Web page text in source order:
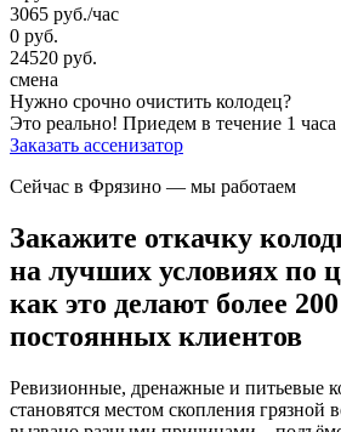
3065 руб./час
0 руб.
24520 руб.
смена
Нужно срочно очистить колодец?
Это реально! Приедем в течение 1 часа
Заказать ассенизатор
Сейчас в Фрязино — мы работаем
Закажите откачку
на лучших условиях по
как это делают более
постоянных клиентов
Ревизионные, дренажные и питьевые
становятся местом скопления